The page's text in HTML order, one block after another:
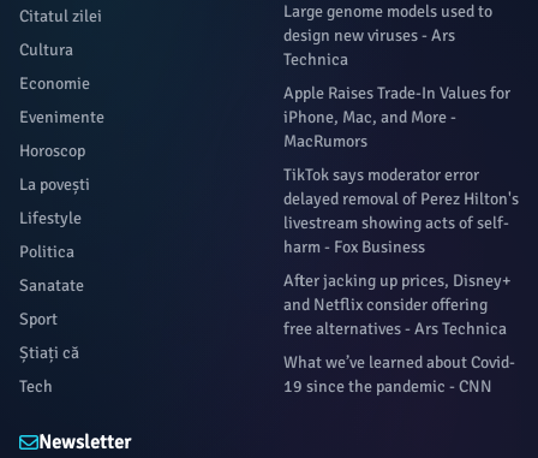
Citatul zilei
Cultura
Economie
Evenimente
Horoscop
La povești
Lifestyle
Politica
Sanatate
Sport
Știați că
Tech
Large genome models used to
design new viruses - Ars
Technica
Apple Raises Trade-In Values for
iPhone, Mac, and More -
MacRumors
TikTok says moderator error
delayed removal of Perez Hilton's
livestream showing acts of self-
harm - Fox Business
After jacking up prices, Disney+
and Netflix consider offering
free alternatives - Ars Technica
What we’ve learned about Covid-
19 since the pandemic - CNN
Newsletter